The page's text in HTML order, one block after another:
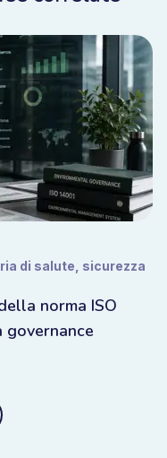
di salute, sicurezza
norma ISO